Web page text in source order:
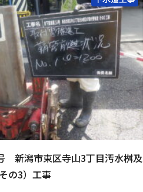
新潟市東区寺山3丁目汚水桝及
の3）工事